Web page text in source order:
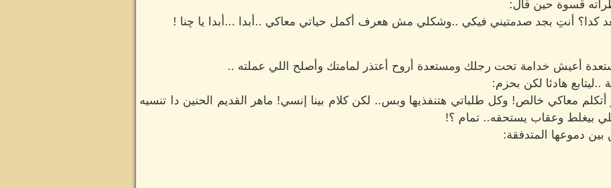
قسوة حين قال:
أنتِ بجد صدمتيني فيكي ..وشكلي مش هعرف أكمل حياتي معاكي ..أبدا ...أبدا يا چنا !
أعيش خدامة تحت رجلك ومستعدة أروح أعتذر لمامتك وأصلح اللي عملته ..
هادئا لكن بحزم:
معاكي خالص! وكل طلباتي هتنفذيها وبس.. لكن كلام بينا إنسي! ماهر القديم الحنين دا تنسيه
بيغلط وعقاب يستحقه.. تمام ؟!
دموعها المتدفقة: